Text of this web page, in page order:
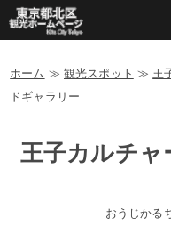
ホーム ≫ 観光スポット ≫ 王
ドギャラリー
王子カルチャ
おうじかる